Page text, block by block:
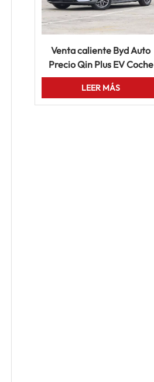
Venta caliente Byd Auto
Precio Qin Plus EV Coche
eléctrico 420km 610km
Vehículo Mini coche usado
barato
LEER MÁS